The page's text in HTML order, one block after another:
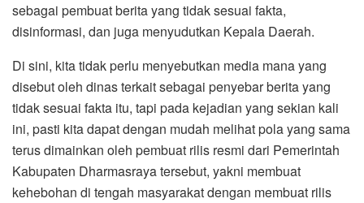
sebagai pembuat berita yang tidak sesuai fakta,
disinformasi, dan juga menyudutkan Kepala Daerah.
Di sini, kita tidak perlu menyebutkan media mana yang
disebut oleh dinas terkait sebagai penyebar berita yang
tidak sesuai fakta itu, tapi pada kejadian yang sekian kali
ini, pasti kita dapat dengan mudah melihat pola yang sama
terus dimainkan oleh pembuat rilis resmi dari Pemerintah
Kabupaten Dharmasraya tersebut, yakni membuat
kehebohan di tengah masyarakat dengan membuat rilis